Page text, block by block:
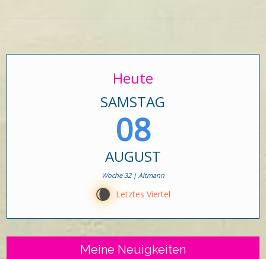
Heute
SAMSTAG
08
AUGUST
Woche 32 | Altmann
W Letztes Viertel
Meine Neuigkeiten